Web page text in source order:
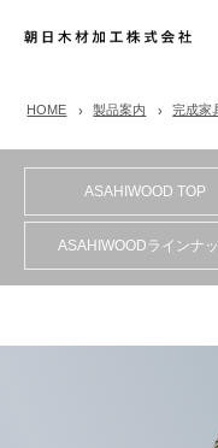
HOME 製品案内 完成家
ASAHIWOOD TOP
ASAHIWOODラインナ